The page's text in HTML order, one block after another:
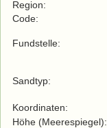
Region:
Code:
Fundstelle:
Sandtyp:
Koordinaten:
Höhe (Meerespiegel):